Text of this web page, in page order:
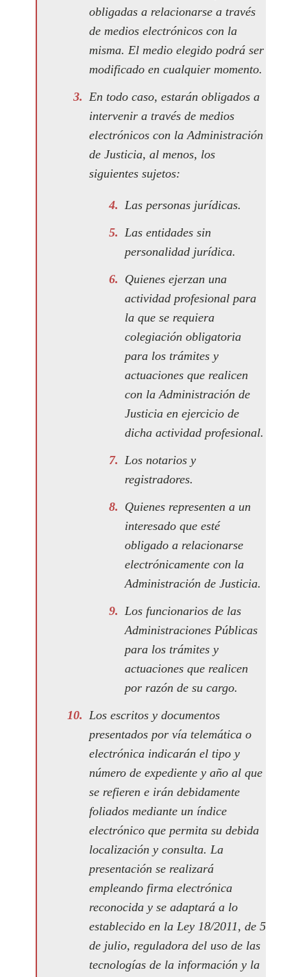
obligadas a relacionarse a través
de medios electrónicos con la
misma. El medio elegido podrá ser
modificado en cualquier momento.
En todo caso, estarán obligados a
intervenir a través de medios
electrónicos con la Administración
de Justicia, al menos, los
siguientes sujetos:
Las personas jurídicas.
Las entidades sin
personalidad jurídica.
Quienes ejerzan una
actividad profesional para
la que se requiera
colegiación obligatoria
para los trámites y
actuaciones que realicen
con la Administración de
Justicia en ejercicio de
dicha actividad profesional.
Los notarios y
registradores.
Quienes representen a un
interesado que esté
obligado a relacionarse
electrónicamente con la
Administración de Justicia.
Los funcionarios de las
Administraciones Públicas
para los trámites y
actuaciones que realicen
por razón de su cargo.
Los escritos y documentos
presentados por vía telemática o
electrónica indicarán el tipo y
número de expediente y año al que
se refieren e irán debidamente
foliados mediante un índice
electrónico que permita su debida
localización y consulta. La
presentación se realizará
empleando firma electrónica
reconocida y se adaptará a lo
establecido en la Ley 18/2011, de 5
de julio, reguladora del uso de las
tecnologías de la información y la